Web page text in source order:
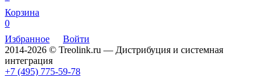
Корзина
0
Избранное
Войти
2014-2026 © Treolink.ru — Дистрибуция и системная
интеграция
+7 (495) 775-59-78